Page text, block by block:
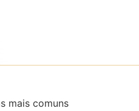
mais comuns